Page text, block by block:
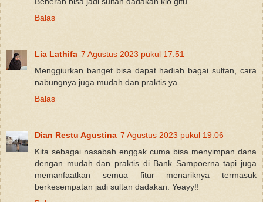
Balas
Lia Lathifa 7 Agustus 2023 pukul 17.51
Menggiurkan banget bisa dapat hadiah bagai sultan, cara
nabungnya juga mudah dan praktis ya
Balas
Dian Restu Agustina 7 Agustus 2023 pukul 19.06
Kita sebagai nasabah enggak cuma bisa menyimpan dana
dengan mudah dan praktis di Bank Sampoerna tapi juga
memanfaatkan semua fitur menariknya termasuk
berkesempatan jadi sultan dadakan. Yeayy!!